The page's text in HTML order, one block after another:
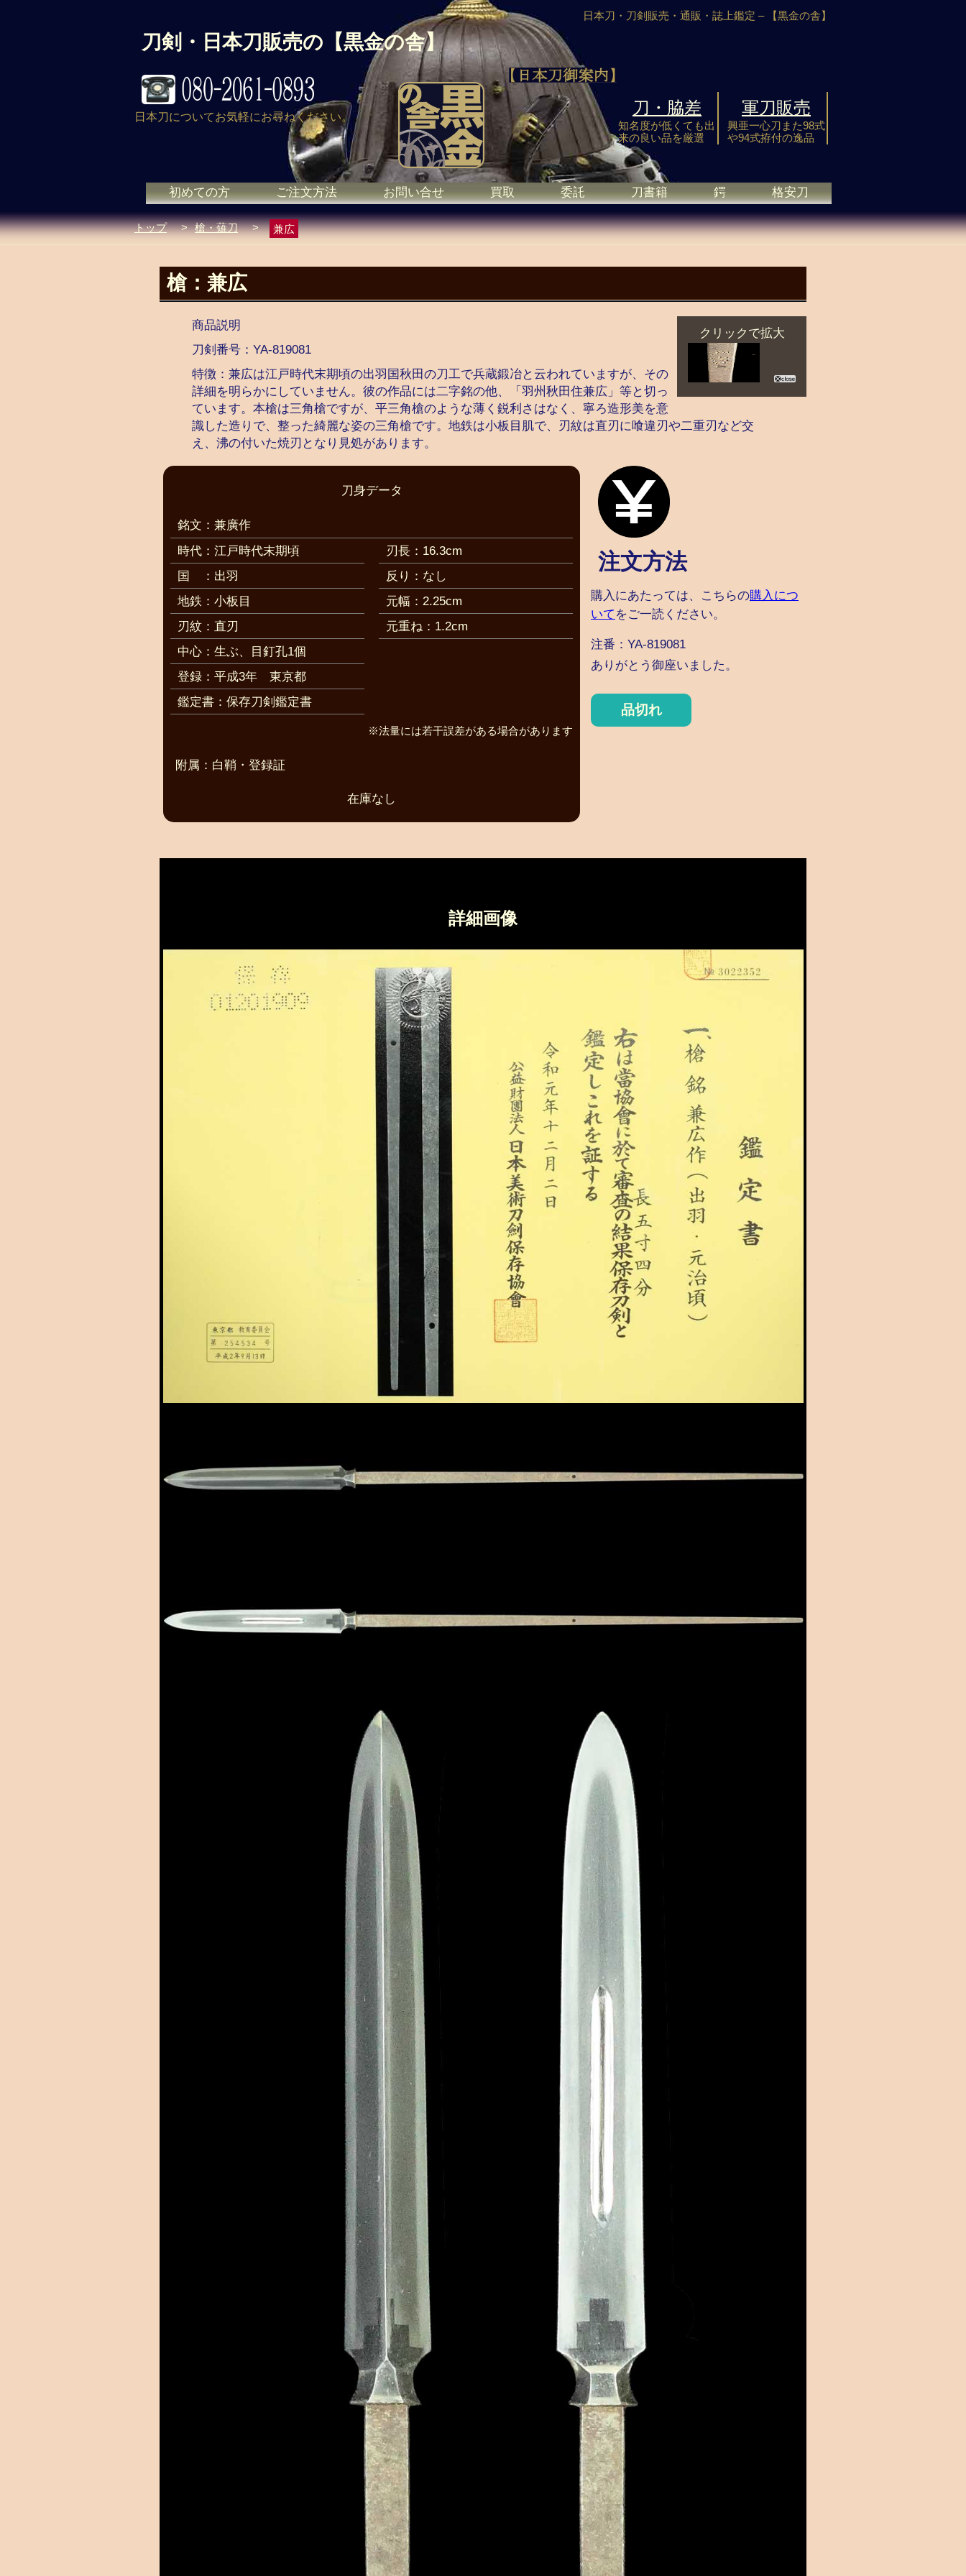
日本刀・刀剣販売・通販・誌上鑑定 – 【黒金の舎】
刀剣・日本刀販売の 【黒金の舎】
日本刀についてお気軽にお尋ねください。 軍刀販売
興亜一心刀また98式
や94式拵付の逸品
刀・脇差
知名度が低くても出
来の良い品を厳選
格安刀
鍔
刀書籍
委託
買取
お問い合せ
ご注文方法
初めての方
トップ > 槍・薙刀 > 兼広
槍：兼広
クリックで拡大
商品説明
刀剣番号： YA-819081
特徴：兼広は江戸時代末期頃の出羽国秋田の刀工で兵蔵鍛冶と云われていますが、その
詳細を明らかにしていません。彼の作品には二字銘の他、「羽州秋田住兼広」等と切っ
ています。本槍は三角槍ですが、平三角槍のような薄く鋭利さはなく、寧ろ造形美を意
識した造りで、整った綺麗な姿の三角槍です。地鉄は小板目肌で、刃紋は直刃に喰違刃や二重刃など交
え、沸の付いた焼刃となり見処があります。
刀身データ
銘文：兼廣作
時代：江戸時代末期頃
国
：出羽
地鉄：小板目
刃紋：直刃
中心：生ぶ、目釘孔1個
登録：平成3年 東京都
鑑定書：保存刀剣鑑定書
刃長：16.3cm
反り：なし
元幅：2.25cm
元重ね：1.2cm
※法量には若干誤差がある場合があります
附属：白鞘・登録証
在庫なし
詳細画像
注文方法
購入にあたっては、こちらの購入につ
いて をご一読ください。
注番：YA-819081
ありがとう御座いました。
品切れ